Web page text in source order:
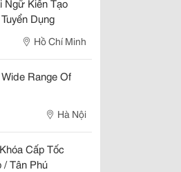
Dụng
Hồ Chí Minh
Range Of
Hà Nội
Cấp Tốc
/ Tân Phú